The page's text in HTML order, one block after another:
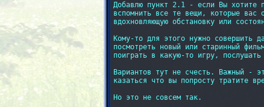
Добавлю пункт 2.1 - если Вы хотите
вспомнить все те вещи, которые вас
вдохновляющую обстановку или
Кому-то для этого нужно совершить
посмотреть новый или старинный
поиграть в какую-то игру,
Вариантов тут не счесть. Важный -
казаться что вы попросту тратите
Но это не совсем так.